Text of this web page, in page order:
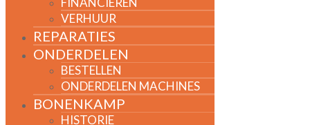
VERHUUR
REPARATIES
ONDERDELEN
BESTELLEN
ONDERDELEN MACHINES
BONENKAMP
HISTORIE